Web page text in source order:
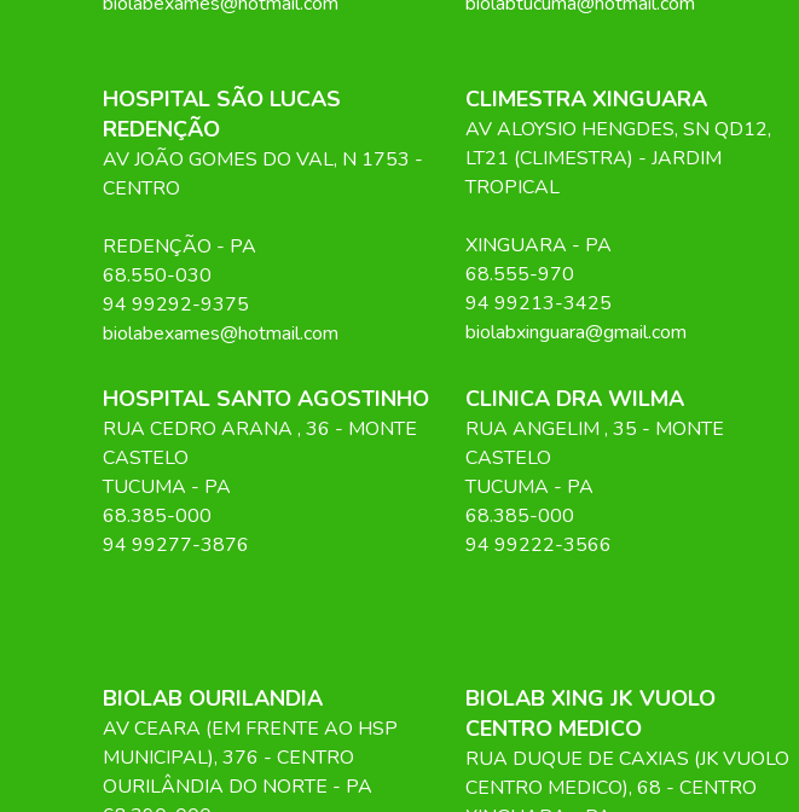
HOSPITAL SÃO LUCAS
REDENÇÃO
AV JOÃO GOMES DO VAL, N 1753 -
CENTRO
REDENÇÃO - PA
68.550-030
94 99292-9375
biolabexames@hotmail.com
CLIMESTRA XINGUARA
AV ALOYSIO HENGDES, SN QD12,
LT21 (CLIMESTRA) - JARDIM
TROPICAL
XINGUARA - PA
68.555-970
94 99213-3425
biolabxinguara@gmail.com
HOSPITAL SANTO AGOSTINHO
RUA CEDRO ARANA , 36 - MONTE
CASTELO
TUCUMA - PA
68.385-000
94 99277-3876
CLINICA DRA WILMA
RUA ANGELIM , 35 - MONTE
CASTELO
TUCUMA - PA
68.385-000
94 99222-3566
BIOLAB OURILANDIA
AV CEARA (EM FRENTE AO HSP
MUNICIPAL), 376 - CENTRO
OURILÂNDIA DO NORTE - PA
BIOLAB XING JK VUOLO
CENTRO MEDICO
RUA DUQUE DE CAXIAS (JK VUOLO
CENTRO MEDICO), 68 - CENTRO